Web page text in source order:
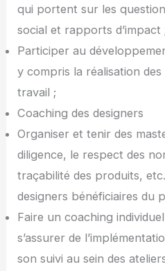
qui portent sur les
social et rapports d’impact
Participer au
y compris la réalisation
travail ;
Coaching des designers
Organiser et tenir des
diligence, le respect des
traçabilité des produits,
designers bénéficiaires du
Faire un coaching
s’assurer de
son suivi au sein des